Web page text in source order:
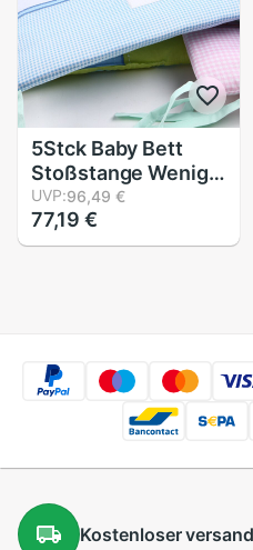
5Stck Baby Bett
Stoßstange Wenig
Haus aufbringen
Krippe Schutz Baby
Kinderbett
UVP:96,49 €
77,19 €
Kostenloserversand